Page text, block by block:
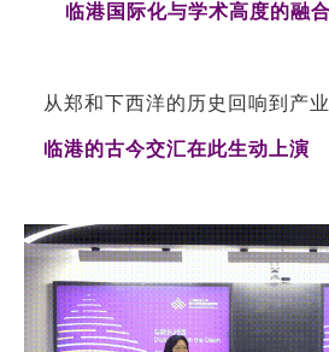
临港国际化与学术高度的融
从郑和下西洋的历史回响到产
临港的古今交汇在此生动上演